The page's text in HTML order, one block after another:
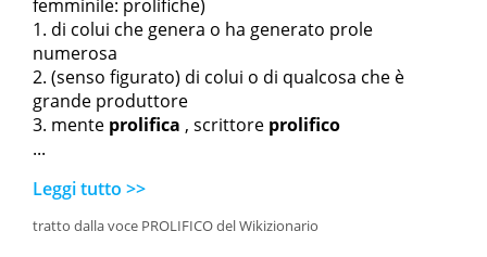
femminile: prolifiche)
di colui che genera o ha generato prole
numerosa
(senso figurato) di colui o di qualcosa che è
grande produttore
mente prolifica , scrittore prolifico
...
Leggi tutto >>
tratto dalla voce PROLIFICO del Wikizionario